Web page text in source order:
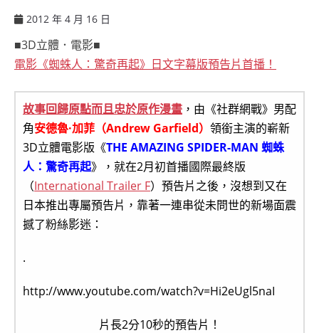
2012 年 4 月 16 日
■3D立體．電影■
電影《蜘蛛人：驚奇再起》日文字幕版預告片首播！
故事回歸原點而且忠於原作漫畫 ，由《社群網戰》男配
角安德魯·加菲（Andrew Garfield） 領銜主演的嶄新
3D立體電影版《THE AMAZING SPIDER-MAN 蜘蛛
人：驚奇再起》，就在2月初首播國際最終版
（International Trailer F）預告片之後，沒想到又在
日本推出專屬預告片，靠著一連串從未問世的新場面震
撼了粉絲影迷：
.
http://www.youtube.com/watch?v=Hi2eUgl5naI
片長2分10秒的預告片！